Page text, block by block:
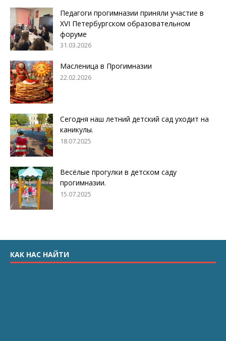
Педагоги прогимназии приняли участие в
XVI Петербургском образовательном
форуме
31.03.2026
Масленица в Прогимназии
22.02.2026
Сегодня наш летний детский сад уходит на
каникулы.
18.07.2025
Весёлые прогулки в детском саду
прогимназии.
15.07.2025
КАК НАС НАЙТИ